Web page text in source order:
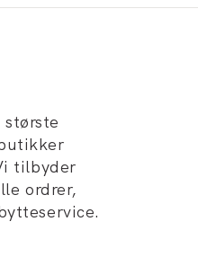
største
tilbyder
ordrer,